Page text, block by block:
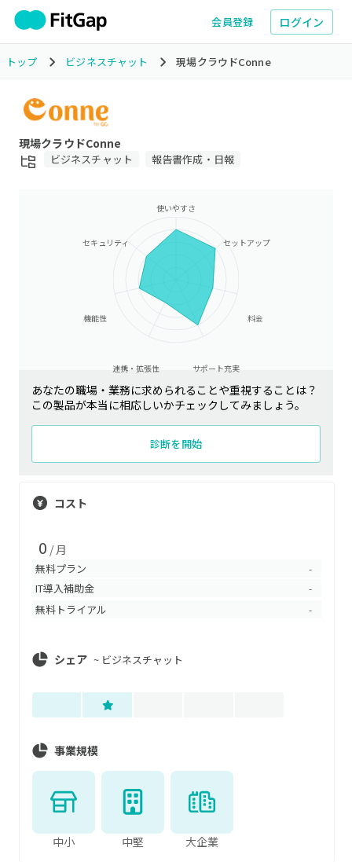
会員登録 ログイン
トップ ビジネスチャット 現場クラウドConne
現場クラウドConne
ビジネスチャット 報告書作成・日報
使いやすさ
セットアップ
料金
サポート充実
連携・拡張性
機能性
セキュリティ
あなたの職場・業務に求められることや重視することは？
この製品が本当に相応しいかチェックしてみましょう。
診断を開始
コスト
0 / 月
無料プラン -
IT導入補助金 -
無料トライアル -
シェア ~ ビジネスチャット
事業規模
中小 中堅 大企業